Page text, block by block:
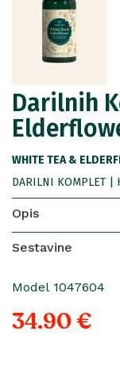
Darilnih
WHITE TEA &
DARILNI KOMPLET |
Opis
Sestavine
Model 1047604
34.90 €